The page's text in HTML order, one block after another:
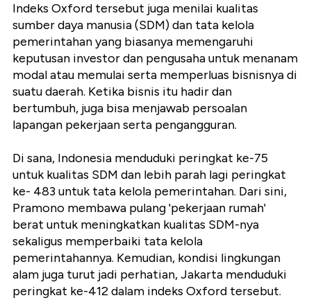
Indeks Oxford tersebut juga menilai kualitas
sumber daya manusia (SDM) dan tata kelola
pemerintahan yang biasanya memengaruhi
keputusan investor dan pengusaha untuk menanam
modal atau memulai serta memperluas bisnisnya di
suatu daerah. Ketika bisnis itu hadir dan
bertumbuh, juga bisa menjawab persoalan
lapangan pekerjaan serta pengangguran.
Di sana, Indonesia menduduki peringkat ke-75
untuk kualitas SDM dan lebih parah lagi peringkat
ke- 483 untuk tata kelola pemerintahan. Dari sini,
Pramono membawa pulang 'pekerjaan rumah'
berat untuk meningkatkan kualitas SDM-nya
sekaligus memperbaiki tata kelola
pemerintahannya. Kemudian, kondisi lingkungan
alam juga turut jadi perhatian, Jakarta menduduki
peringkat ke-412 dalam indeks Oxford tersebut.